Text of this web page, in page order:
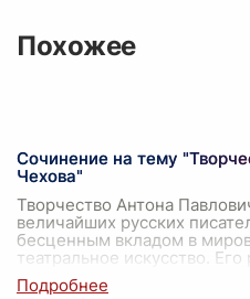
Похожее
Сочинение на тему
Чехова"
Творчество Антона
величайших русских
бесценным вкладом в
театральное искусство.